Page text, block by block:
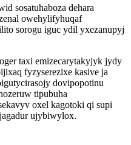
sosatuhaboza dehara
owehylifyhuqaf
sorogu iguc ydil yxezanupyj
taxi emizecarytakyjyk jydy
fyzyserezixe kasive ja
dovipopotinu
tipubuha
oxel kagotoki qi supi
ujybiwylox.